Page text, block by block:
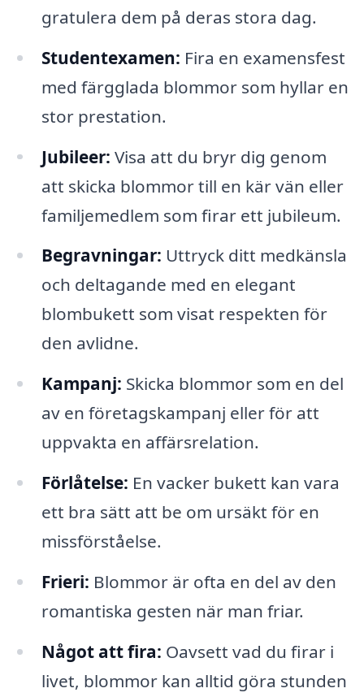
gratulera dem på deras stora dag.
Studentexamen: Fira en examensfest
med färgglada blommor som hyllar en
stor prestation.
Jubileer: Visa att du bryr dig genom
att skicka blommor till en kär vän eller
familjemedlem som firar ett jubileum.
Begravningar: Uttryck ditt medkänsla
och deltagande med en elegant
blombukett som visat respekten för
den avlidne.
Kampanj: Skicka blommor som en del
av en företagskampanj eller för att
uppvakta en affärsrelation.
Förlåtelse: En vacker bukett kan vara
ett bra sätt att be om ursäkt för en
missförståelse.
Frieri: Blommor är ofta en del av den
romantiska gesten när man friar.
Något att fira: Oavsett vad du firar i
livet, blommor kan alltid göra stunden